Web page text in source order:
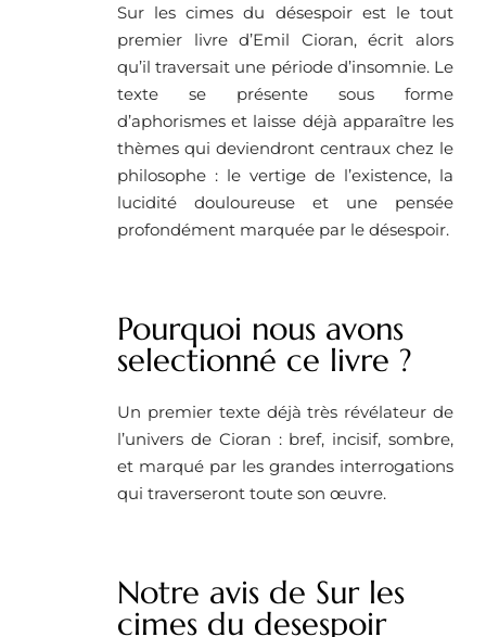
Sur les cimes du désespoir est le tout
premier livre d’Emil Cioran, écrit alors
qu’il traversait une période d’insomnie. Le
texte se présente sous forme
d’aphorismes et laisse déjà apparaître les
thèmes qui deviendront centraux chez le
philosophe : le vertige de l’existence, la
lucidité douloureuse et une pensée
profondément marquée par le désespoir.
Pourquoi nous avons
selectionné ce livre ? ​
Un premier texte déjà très révélateur de
l’univers de Cioran : bref, incisif, sombre,
et marqué par les grandes interrogations
qui traverseront toute son œuvre.
Notre avis de Sur les
cimes du desespoir